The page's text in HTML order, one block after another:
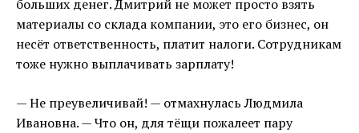
больших денег. Дмитрий не может просто взять
материалы со склада компании, это его бизнес, он
несёт ответственность, платит налоги. Сотрудникам
тоже нужно выплачивать зарплату!
— Не преувеличивай! — отмахнулась Людмила
Ивановна. — Что он, для тёщи пожалеет пару